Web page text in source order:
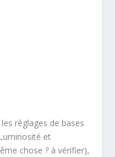
réglages de bases
et
chose ? à vérifier),